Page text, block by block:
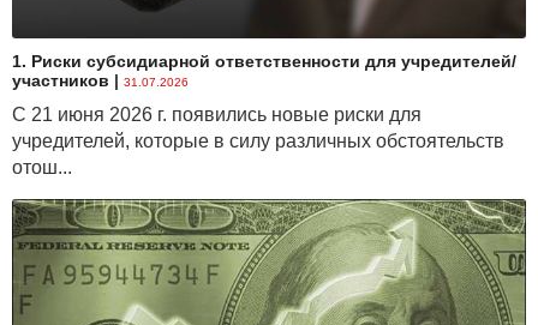
1. Риски субсидиарной ответственности для учредителей/
участников | 31.07.2026
С 21 июня 2026 г. появились новые риски для
учредителей, которые в силу различных обстоятельств
отош...